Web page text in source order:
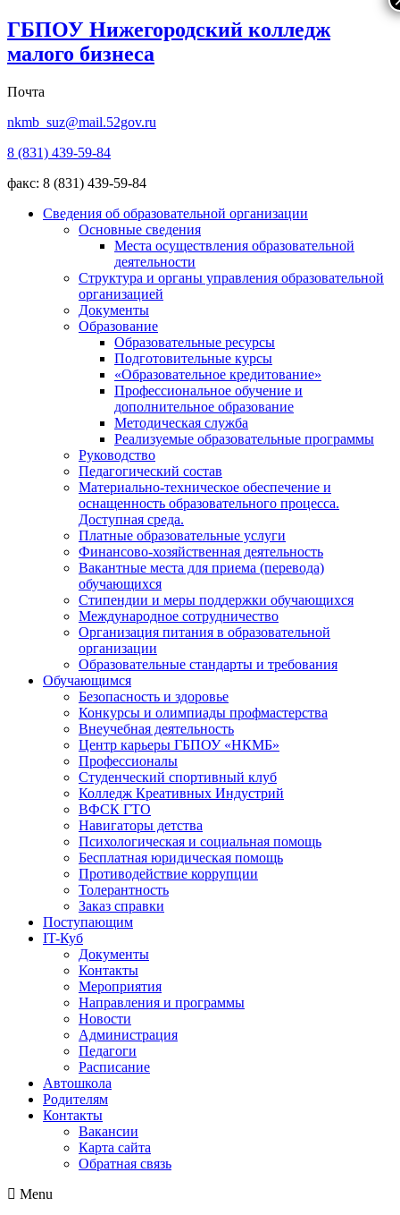
ГБПОУ Нижегородский колледж
малого бизнеса
Почта
nkmb_suz@mail.52gov.ru
8 (831) 439-59-84
факс: 8 (831) 439-59-84
Сведения об образовательной организации
Основные сведения
Места осуществления образовательной
деятельности
Структура и органы управления образовательной
организацией
Документы
Образование
Образовательные ресурсы
Подготовительные курсы
«Образовательное кредитование»
Профессиональное обучение и
дополнительное образование
Методическая служба
Реализуемые образовательные программы
Руководство
Педагогический состав
Материально-техническое обеспечение и
оснащенность образовательного процесса.
Доступная среда.
Платные образовательные услуги
Финансово-хозяйственная деятельность
Вакантные места для приема (перевода)
обучающихся
Стипендии и меры поддержки обучающихся
Международное сотрудничество
Организация питания в образовательной
организации
Образовательные стандарты и требования
Обучающимся
Безопасность и здоровье
Конкурсы и олимпиады профмастерства
Внеучебная деятельность
Центр карьеры ГБПОУ «НКМБ»
Профессионалы
Студенческий спортивный клуб
Колледж Креативных Индустрий
ВФСК ГТО
Навигаторы детства
Психологическая и социальная помощь
Бесплатная юридическая помощь
Противодействие коррупции
Толерантность
Заказ справки
Поступающим
IT-Куб
Документы
Контакты
Мероприятия
Направления и программы
Новости
Администрация
Педагоги
Расписание
Автошкола
Родителям
Контакты
Вакансии
Карта сайта
Обратная связь
Menu